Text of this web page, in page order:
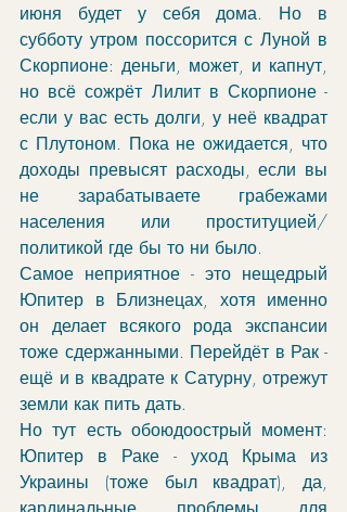
июня будет у себя дома. Но в
субботу утром поссорится с Луной в
Скорпионе: деньги, может, и капнут,
но всё сожрёт Лилит в Скорпионе -
если у вас есть долги, у неё квадрат
с Плутоном. Пока не ожидается, что
доходы превысят расходы, если вы
не зарабатываете грабежами
населения или проституцией/
политикой где бы то ни было.
Самое неприятное - это нещедрый
Юпитер в Близнецах, хотя именно
он делает всякого рода экспансии
тоже сдержанными. Перейдёт в Рак -
ещё и в квадрате к Сатурну, отрежут
земли как пить дать.
Но тут есть обоюдоострый момент:
Юпитер в Раке - уход Крыма из
Украины (тоже был квадрат), да,